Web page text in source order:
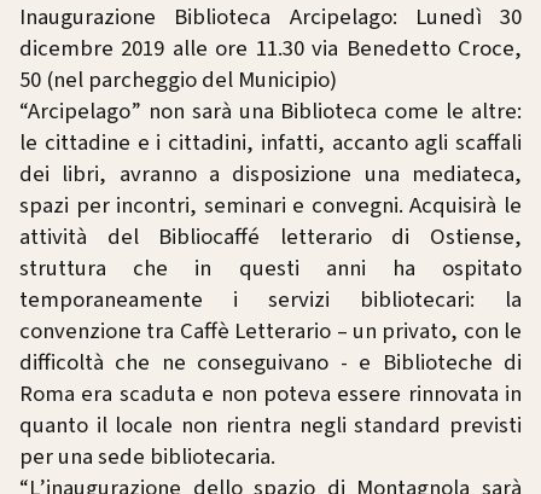
Inaugurazione Biblioteca Arcipelago: Lunedì 30
dicembre 2019 alle ore 11.30 via Benedetto Croce,
50 (nel parcheggio del Municipio)
“Arcipelago” non sarà una Biblioteca come le altre:
le cittadine e i cittadini, infatti, accanto agli scaffali
dei libri, avranno a disposizione una mediateca,
spazi per incontri, seminari e convegni. Acquisirà le
attività del Bibliocaffé letterario di Ostiense,
struttura che in questi anni ha ospitato
temporaneamente i servizi bibliotecari: la
convenzione tra Caffè Letterario – un privato, con le
difficoltà che ne conseguivano - e Biblioteche di
Roma era scaduta e non poteva essere rinnovata in
quanto il locale non rientra negli standard previsti
per una sede bibliotecaria.